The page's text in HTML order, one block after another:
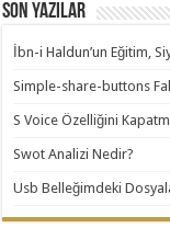
Son Yazılar
İbn-i Haldun’un Eğitim,
Simple-share-buttons
S Voice Özelliğini
Swot Analizi Nedir?
Usb Belleğimdeki